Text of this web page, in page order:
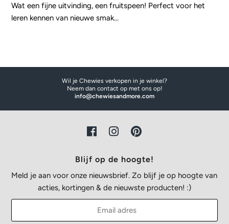
Wat een fijne uitvinding, een fruitspeen! Perfect voor het
leren kennen van nieuwe smak...
Wil je Chewies verkopen in je winkel?
Neem dan contact op met ons op!
info@chewiesandmore.com
Blijf op de hoogte!
Meld je aan voor onze nieuwsbrief. Zo blijf je op hoogte van
acties, kortingen & de nieuwste producten! :)